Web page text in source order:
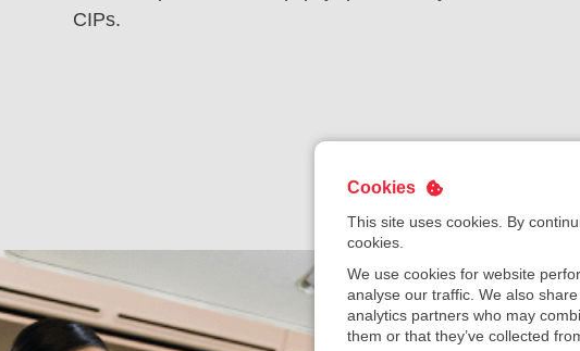
CIPs.
Cookies
This site uses cookies. By
cookies.
We use cookies for website
analyse our traffic. We also
analytics partners who may
them or that they’ve collected